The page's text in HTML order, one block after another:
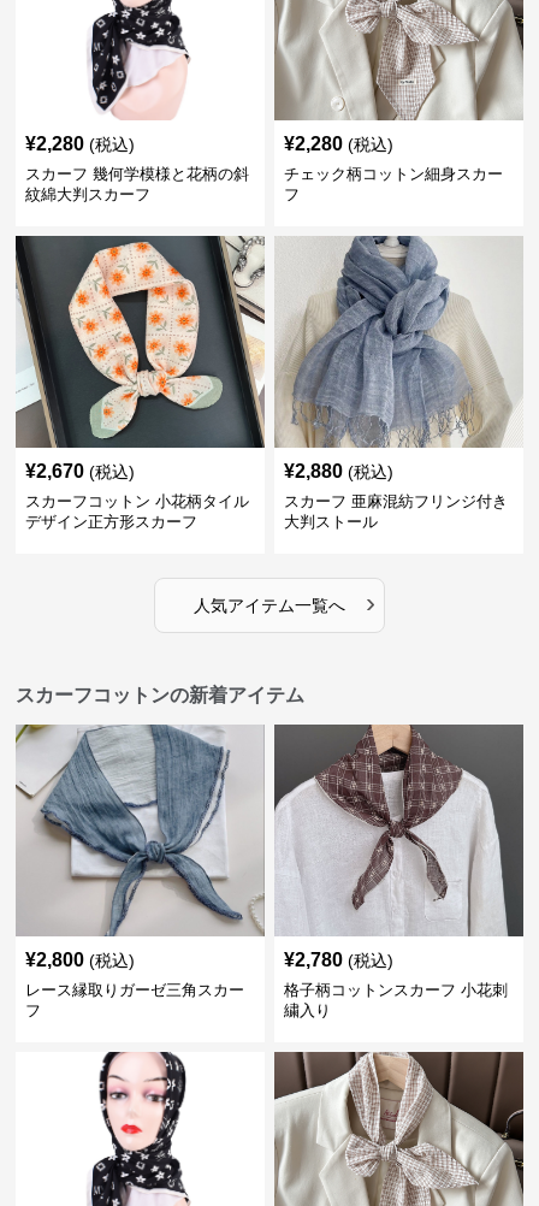
¥2,280 (税込)
スカーフ 幾何学模様と花柄の斜
紋綿大判スカーフ
¥2,280 (税込)
チェック柄コットン細身スカー
フ
¥2,670 (税込)
スカーフコットン 小花柄タイル
デザイン正方形スカーフ
¥2,880 (税込)
スカーフ 亜麻混紡フリンジ付き
大判ストール
人気アイテム一覧へ ›
スカーフコットンの新着アイテム
¥2,800 (税込)
レース縁取りガーゼ三角スカー
フ
¥2,780 (税込)
格子柄コットンスカーフ 小花刺
繍入り